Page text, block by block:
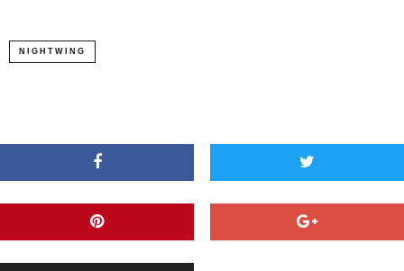
NIGHTWING